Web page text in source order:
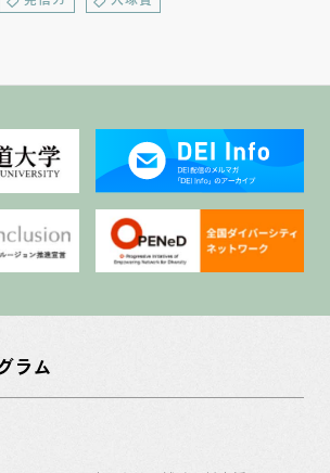
ラム